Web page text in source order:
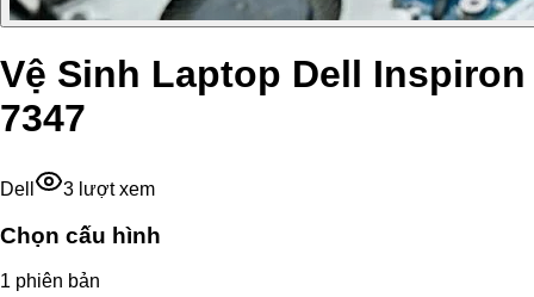
Vệ Sinh Laptop Dell Inspiron
7347
Dell 3 lượt xem
Chọn cấu hình
1 phiên bản